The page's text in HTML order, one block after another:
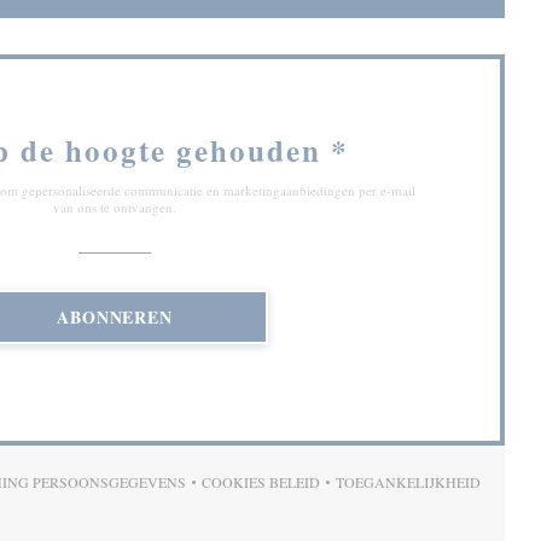
de hoogte gehouden *
gepersonaliseerde communicatie en marketingaanbiedingen per e-mail
van ons te ontvangen.
ABONNEREN
PERSOONSGEGEVENS
((OPENT IN EEN NIEUW VENSTER))
COOKIES BELEID
((OPENT IN EEN NIEUW VENSTER))
TOEGANKELIJKHEID
((OPENT IN EEN